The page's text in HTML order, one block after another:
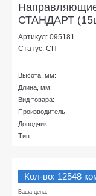
СТАНДАРТ
Артикул: 095181
Статус: СП
Высота, мм:
Длина, мм:
Вид товара:
Производитель:
Доводчик:
Тип:
Кол-во: 12548
Ваша цена: